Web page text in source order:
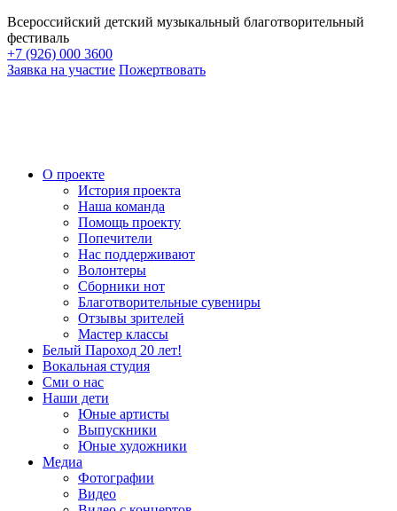
Всероссийский детский музыкальный благотворительный
фестиваль
+7 (926) 000 3600
Заявка на участие Пожертвовать
О проекте
История проекта
Наша команда
Помощь проекту
Попечители
Нас поддерживают
Волонтеры
Сборники нот
Благотворительные сувениры
Отзывы зрителей
Мастер классы
Белый Пароход 20 лет!
Вокальная студия
Сми о нас
Наши дети
Юные артисты
Выпускники
Юные художники
Медиа
Фотографии
Видео